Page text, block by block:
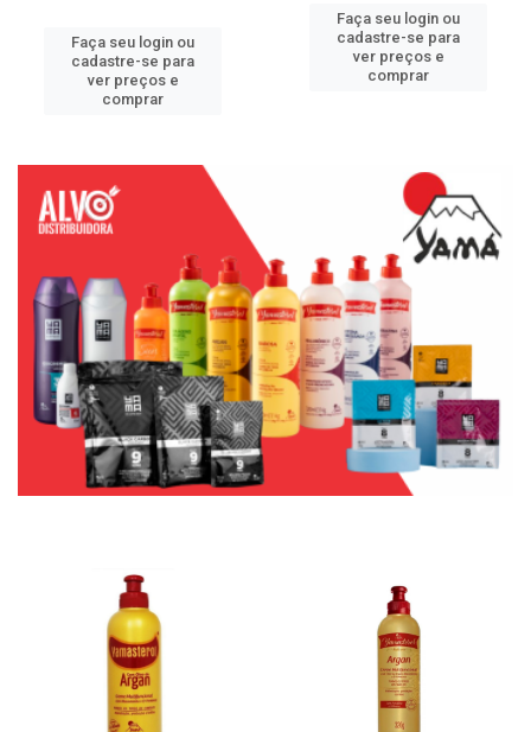
Faça seu login ou
cadastre-se para
ver preços e
comprar
Faça seu login ou
cadastre-se para
ver preços e
comprar